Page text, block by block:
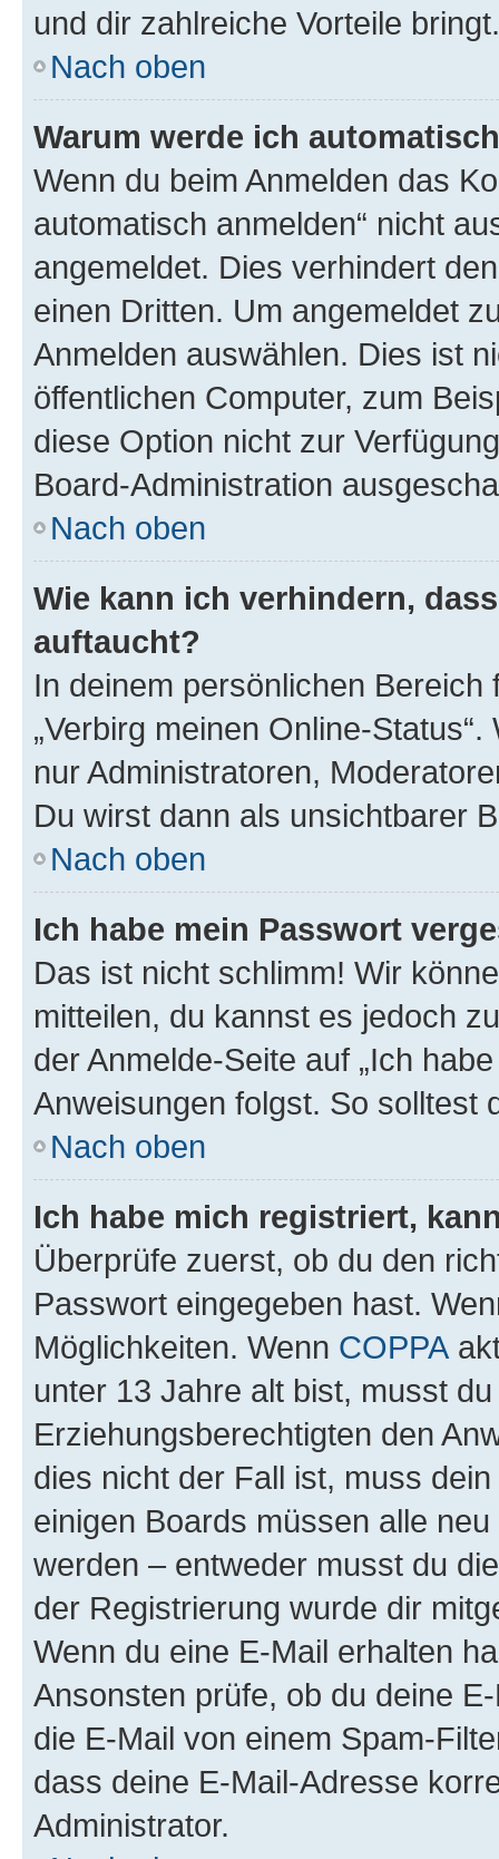
und dir zahlreiche Vorteile bringt.
Nach oben
Warum werde ich
Wenn du beim Anmelden das
automatisch anmelden“ nicht
angemeldet. Dies verhindert
einen Dritten. Um angemeldet
Anmelden auswählen. Dies ist
öffentlichen Computer, zum
diese Option nicht zur
Board-Administration
Nach oben
Wie kann ich verhindern,
auftaucht?
In deinem persönlichen
„Verbirg meinen Online-
nur Administratoren,
Du wirst dann als unsichtbarer
Nach oben
Ich habe mein Passwort
Das ist nicht schlimm! Wir
mitteilen, du kannst es jedoch
der Anmelde-Seite auf „Ich
Anweisungen folgst. So solltest
Nach oben
Ich habe mich registriert,
Überprüfe zuerst, ob du den
Passwort eingegeben hast.
Möglichkeiten. Wenn COPPA
unter 13 Jahre alt bist, musst
Erziehungsberechtigten den
dies nicht der Fall ist, muss
einigen Boards müssen alle
werden – entweder musst du
der Registrierung wurde dir
Wenn du eine E-Mail erhalten
Ansonsten prüfe, ob du deine
die E-Mail von einem Spam-
dass deine E-Mail-Adresse
Administrator.